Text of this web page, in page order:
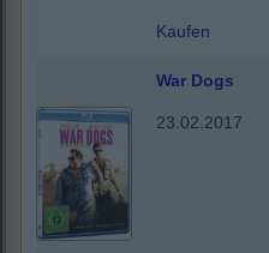
Kaufen
War Dogs
23.02.2017